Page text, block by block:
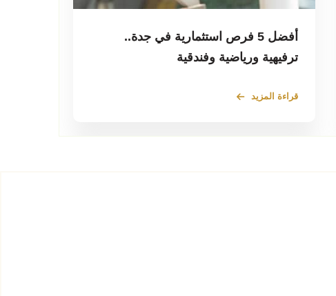
أفضل 5 فرص استثمارية في جدة..
ترفيهية ورياضية وفندقية
قراءة المزيد